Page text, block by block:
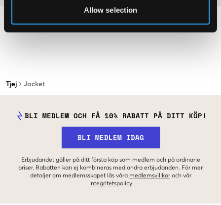
Allow selection
Tjej Jacket
BLI MEDLEM OCH FÅ 10% RABATT PÅ DITT KÖP!
BLI MEDLEM IDAG
Erbjudandet gäller på ditt första köp som medlem och på ordinarie
priser. Rabatten kan ej kombineras med andra erbjudanden. För mer
detaljer om medlemsskapet läs våra medlemsvillkor och vår
integritetspolicy